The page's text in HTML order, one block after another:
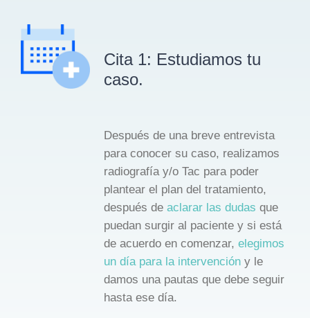
Cita 1: Estudiamos tu
caso.
Después de una breve entrevista
para conocer su caso, realizamos
radiografía y/o Tac para poder
plantear el plan del tratamiento,
después de aclarar las dudas que
puedan surgir al paciente y si está
de acuerdo en comenzar, elegimos
un día para la intervencióny le
damos una pautas que debe seguir
hasta ese día.